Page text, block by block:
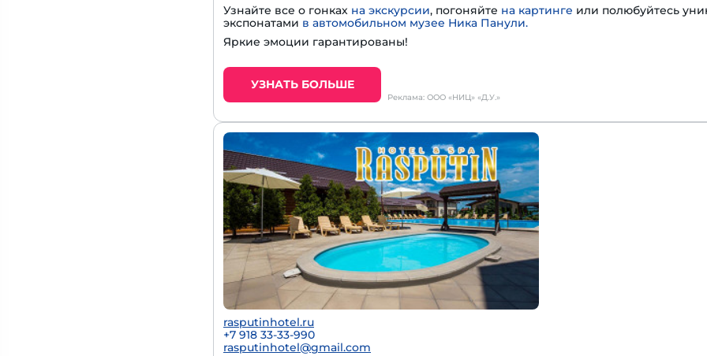
Узнайте все о гонках на экскурсии, погоняйте на картинге или полюбуйтесь
экспонатами в автомобильном музее Ника Панули.
Яркие эмоции гарантированы!
УЗНАТЬ БОЛЬШЕ
Реклама: ООО «НИЦ» «Д.У.»
rasputinhotel.ru
+7 918 33-33-990
rasputinhotel@gmail.com